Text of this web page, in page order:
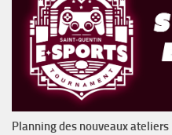
Planning des nouveaux ateliers